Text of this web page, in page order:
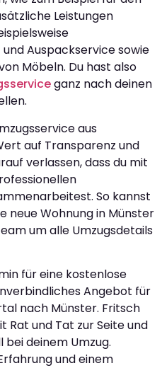
Leistungen
Auspackservice sowie
Möbeln. Du hast also
ganz nach deinen
aus
auf Transparenz und
verlassen, dass du mit
So kannst
neue Wohnung in Münster
um alle Umzugsdetails
für eine kostenlose
Angebot für
nach Münster. Fritsch
Rat und Tat zur Seite und
deinem Umzug.
und einem